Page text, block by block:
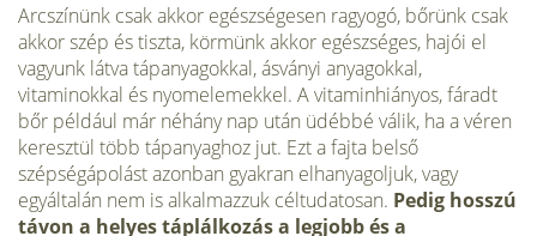
Arcszínünk csak akkor egészségesen ragyogó, bőrünk csak
akkor szép és tiszta, körmünk akkor egészséges, hajói el
vagyunk látva tápanyagokkal, ásványi anyagokkal,
vitaminokkal és nyomelemekkel. A vitaminhiányos, fáradt
bőr például már néhány nap után üdébbé válik, ha a véren
keresztül több tápanyaghoz jut. Ezt a fajta belső
szépségápolást azonban gyakran elhanyagoljuk, vagy
egyáltalán nem is alkalmazzuk céltudatosan. Pedig hosszú
távon a helyes táplálkozás a legjobb és a